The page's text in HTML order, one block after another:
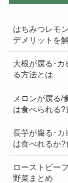
はちみつレモ
デメリットを
大根が腐る･
る方法とは
メロンが腐る/
は食べられる
長芋が腐る･カ
は食べれるか
ローストビー
野菜まとめ